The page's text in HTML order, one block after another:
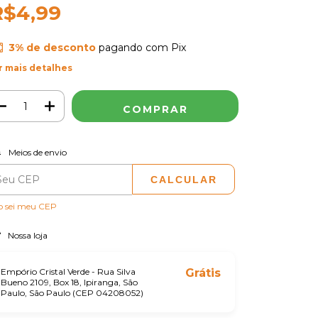
3% de desconto pagando com Pix
mais detalhes
para o CEP:
Meios de envio
CALCULAR
sei meu CEP
Nossa loja
Empório Cristal Verde - Rua Silva
Bueno 2109, Box 18, Ipiranga, São
Paulo, São Paulo (CEP 04208052)
Grátis